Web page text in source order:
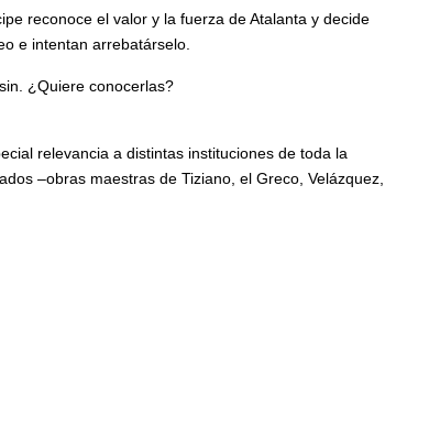
reconoce el valor y la fuerza de Atalanta y decide
e intentan arrebatárselo.
¿Quiere conocerlas?
relevancia a distintas instituciones de toda la
–obras maestras de Tiziano, el Greco, Velázquez,